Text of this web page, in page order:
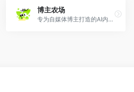
博主农场
专为自媒体博主打造的AI内容创作平台